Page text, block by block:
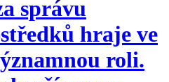
správu
hraje ve
roli.